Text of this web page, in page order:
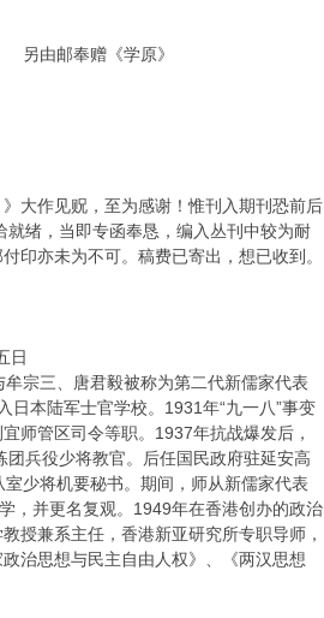
赠《学原》
大作见贶，至为感谢！惟刊入期刊恐前后
绪，当即专函奉恳，编入丛刊中较为耐
印亦未为不可。稿费已寄出，想已收到。
日
宗三、唐君毅被称为第二代新儒家代表
日本陆军士官学校。1931年“九一八”事变
师管区司令等职。1937年抗战爆发后，
兵役少将教官。后任国民政府驻延安高
少将机要秘书。期间，师从新儒家代表
，并更名复观。1949年在香港创办的政治
授兼系主任，香港新亚研究所专职导师，
治思想与民主自由人权》、《两汉思想